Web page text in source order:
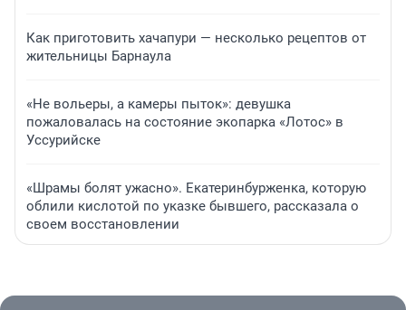
Как приготовить хачапури — несколько рецептов от
жительницы Барнаула
«Не вольеры, а камеры пыток»: девушка
пожаловалась на состояние экопарка «Лотос» в
Уссурийске
«Шрамы болят ужасно». Екатеринбурженка, которую
облили кислотой по указке бывшего, рассказала о
своем восстановлении